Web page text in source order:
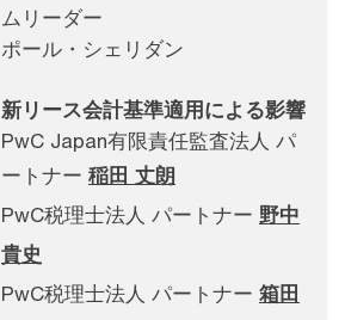
ムリーダー
ポール・シェリダン
新リース会計基準適用による影響​
PwC Japan有限責任監査法人 パ
ートナー 稲田 丈朗
PwC税理士法人 パートナー 野中
貴史
PwC税理士法人 パートナー 箱田